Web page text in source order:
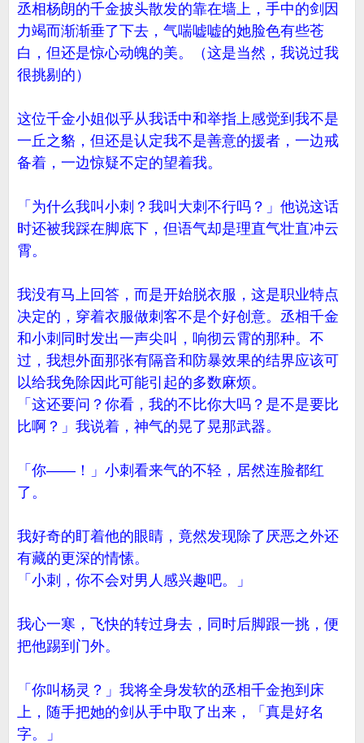
丞相杨朗的千金披头散发的靠在墙上，手中的剑因
力竭而渐渐垂了下去，气喘嘘嘘的她脸色有些苍
白，但还是惊心动魄的美。（这是当然，我说过我
很挑剔的）
这位千金小姐似乎从我话中和举指上感觉到我不是
一丘之貉，但还是认定我不是善意的援者，一边戒
备着，一边惊疑不定的望着我。
「为什么我叫小刺？我叫大刺不行吗？」他说这话
时还被我踩在脚底下，但语气却是理直气壮直冲云
霄。
我没有马上回答，而是开始脱衣服，这是职业特点
决定的，穿着衣服做刺客不是个好创意。丞相千金
和小刺同时发出一声尖叫，响彻云霄的那种。不
过，我想外面那张有隔音和防暴效果的结界应该可
以给我免除因此可能引起的多数麻烦。
「这还要问？你看，我的不比你大吗？是不是要比
比啊？」我说着，神气的晃了晃那武器。
「你——！」小刺看来气的不轻，居然连脸都红
了。
我好奇的盯着他的眼睛，竟然发现除了厌恶之外还
有藏的更深的情愫。
「小刺，你不会对男人感兴趣吧。」
我心一寒，飞快的转过身去，同时后脚跟一挑，便
把他踢到门外。
「你叫杨灵？」我将全身发软的丞相千金抱到床
上，随手把她的剑从手中取了出来，「真是好名
字。」